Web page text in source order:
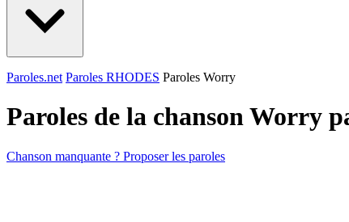
Paroles.net Paroles RHODES Paroles Worry
Paroles de la chanson Worry
Chanson manquante ? Proposer les paroles